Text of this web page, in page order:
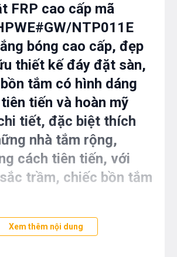
FRP cao cấp mã
NTP011E
bóng cao cấp, đẹp
thiết kế đáy đặt sàn,
tắm có hình dáng
tiến và hoàn mỹ
tiết, đặc biệt thích
nhà tắm rộng,
cách tiên tiến, với
trầm, chiếc bồn tắm
NTP011E sẽ
bật.
Xem thêm nội dung